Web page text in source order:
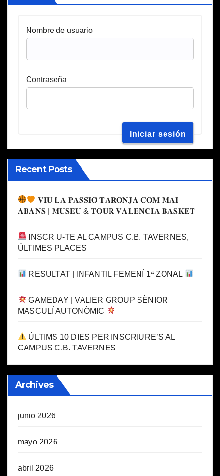
Nombre de usuario
Contraseña
Recent Posts
𝐕𝐈𝐔 𝐋𝐀 𝐏𝐀𝐒𝐒𝐈𝐎́ 𝐓𝐀𝐑𝐎𝐍𝐉𝐀 𝐂𝐎𝐌 𝐌𝐀𝐈
𝐀𝐁𝐀𝐍𝐒 | 𝐌𝐔𝐒𝐄𝐔 & 𝐓𝐎𝐔𝐑 𝐕𝐀𝐋𝐄𝐍𝐂𝐈𝐀 𝐁𝐀𝐒𝐊𝐄𝐓
INSCRIU-TE AL CAMPUS C.B. TAVERNES,
ÚLTIMES PLACES
RESULTAT | INFANTIL FEMENÍ 1ª ZONAL
GAMEDAY | VALIER GROUP SÈNIOR
MASCULÍ AUTONÒMIC
ÚLTIMS 10 DIES PER INSCRIURE’S AL
CAMPUS C.B. TAVERNES
Archives
junio 2026
mayo 2026
abril 2026